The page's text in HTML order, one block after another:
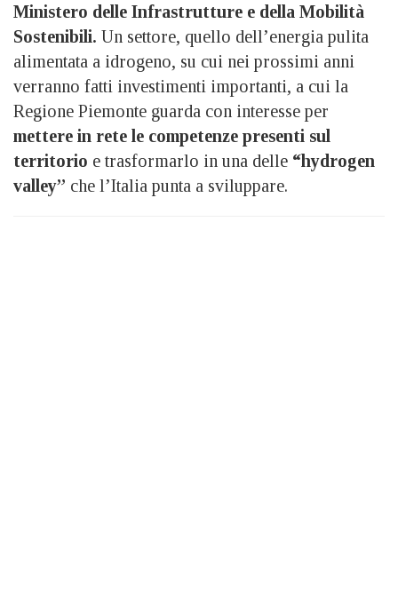
Ministero delle Infrastrutture e della Mobilità
Sostenibili. Un settore, quello dell’energia pulita
alimentata a idrogeno, su cui nei prossimi anni
verranno fatti investimenti importanti, a cui la
Regione Piemonte guarda con interesse per
mettere in rete le competenze presenti sul
territorio e trasformarlo in una delle “hydrogen
valley” che l’Italia punta a sviluppare.